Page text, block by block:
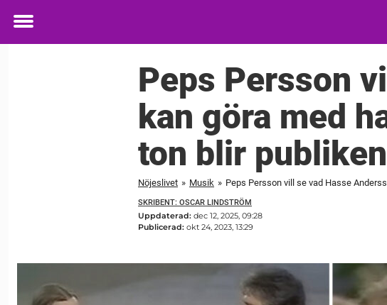
Toggle
Peps Persson
kan göra med
ton blir
Nöjeslivet » Musik » Peps Persson vill se vad Hasse
SKRIBENT: OSCAR LINDSTRÖM
Uppdaterad: dec 12, 2025, 09:28
Publicerad: okt 24, 2023, 13:29